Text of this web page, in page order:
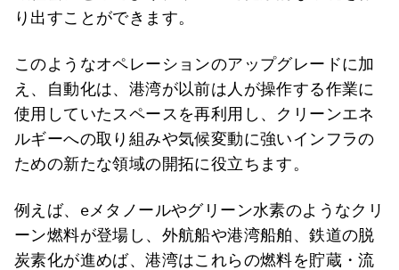
り出すことができます。
このようなオペレーションのアップグレードに加
え、自動化は、港湾が以前は人が操作する作業に
使用していたスペースを再利用し、クリーンエネ
ルギーへの取り組みや気候変動に強いインフラの
ための新たな領域の開拓に役立ちます。
例えば、eメタノールやグリーン水素のようなクリ
ーン燃料が登場し、外航船や港湾船舶、鉄道の脱
炭素化が進めば、港湾はこれらの燃料を貯蔵・流